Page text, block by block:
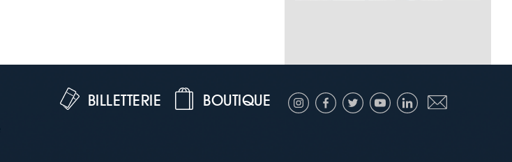
BOUTIQUE
BILLETTERIE